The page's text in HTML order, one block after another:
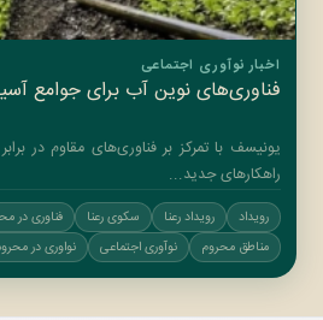
اخبار نوآوری اجتماعی
فناوری‌های نوین آب برای جوامع
یونیسف با تمرکز بر فناوری‌های مقاوم در
راهکارهای جدید...
رویداد رویداد رعنا سکوی رعنا فناوری در
مناطق محروم
نوآوری اجتماعی نواوری در